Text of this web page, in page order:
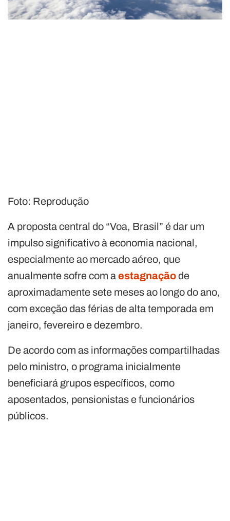
Foto: Reprodução
A proposta central do “Voa, Brasil” é dar um
impulso significativo à economia nacional,
especialmente ao mercado aéreo, que
anualmente sofre com aestagnaçãode
aproximadamente sete meses ao longo do ano,
com exceção das férias de alta temporada em
janeiro, fevereiro e dezembro.
De acordo com as informações compartilhadas
pelo ministro, o programa inicialmente
beneficiará grupos específicos, como
aposentados, pensionistas e funcionários
públicos.